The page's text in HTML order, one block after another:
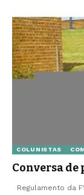
COLUNISTAS
Conversa
Regulamento da